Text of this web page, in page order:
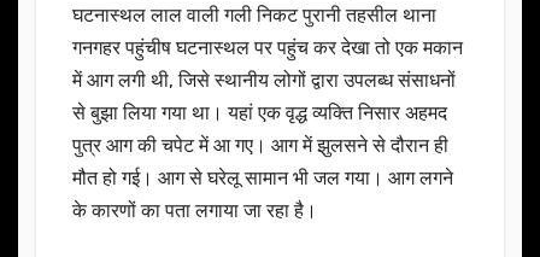
घटनास्थल लाल वाली गली निकट पुरानी तहसील थाना
गनगहर पहुंचीष घटनास्थल पर पहुंच कर देखा तो एक मकान
में आग लगी थी, जिसे स्थानीय लोगों द्वारा उपलब्ध संसाधनों
से बुझा लिया गया था। यहां एक वृद्ध व्यक्ति निसार अहमद
पुत्र आग की चपेट में आ गए। आग में झुलसने से दौरान ही
मौत हो गई। आग से घरेलू सामान भी जल गया। आग लगने
के कारणों का पता लगाया जा रहा है।